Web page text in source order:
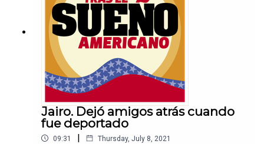
Jairo. Dejó amigos atrás cuando
fue deportado
09:31 | Thursday, July 8, 2021